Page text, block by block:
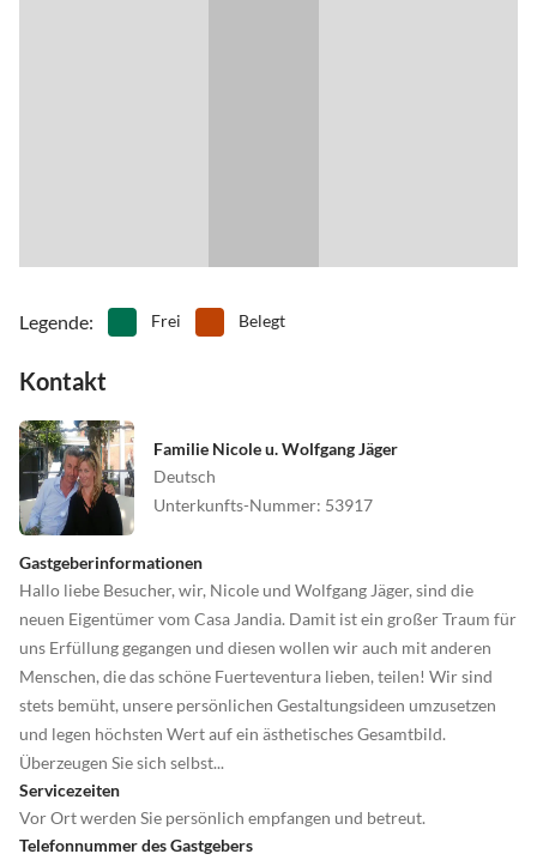
Legende: Frei Belegt
Kontakt
Familie Nicole u. Wolfgang Jäger
Deutsch
Unterkunfts-Nummer: 53917
Gastgeberinformationen
Hallo liebe Besucher, wir, Nicole und Wolfgang Jäger, sind die
neuen Eigentümer vom Casa Jandia. Damit ist ein großer Traum für
uns Erfüllung gegangen und diesen wollen wir auch mit anderen
Menschen, die das schöne Fuerteventura lieben, teilen! Wir sind
stets bemüht, unsere persönlichen Gestaltungsideen umzusetzen
und legen höchsten Wert auf ein ästhetisches Gesamtbild.
Überzeugen Sie sich selbst...
Servicezeiten
Vor Ort werden Sie persönlich empfangen und betreut.
Telefonnummer des Gastgebers